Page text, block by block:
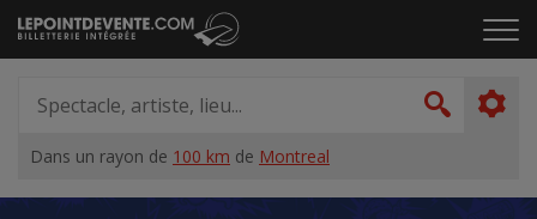
Passer
au
le
artiste,
lieu...
Dans un rayon de 100 km de Montreal